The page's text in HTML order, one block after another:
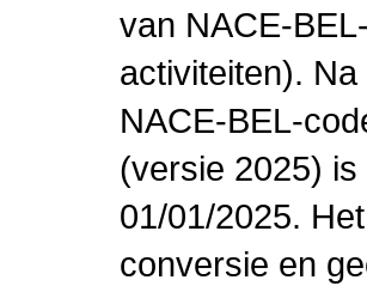
van NACE-
activiteiten).
NACE-BEL-
(versie 2025)
01/01/2025.
conversie en